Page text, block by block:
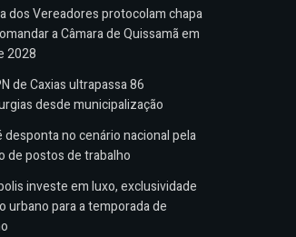
dos Vereadores protocolam chapa
a Câmara de Quissamã em
2028
de Caxias ultrapassa 86
desde municipalização
desponta no cenário nacional pela
de postos de trabalho
investe em luxo, exclusividade
urbano para a temporada de